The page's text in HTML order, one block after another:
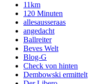
11km
120 Minuten
allesausseraas
angedacht
Ballreiter
Beves Welt
Blog-G
Check von hinten
Dembowski ermittelt